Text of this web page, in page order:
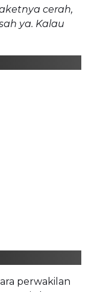
cerah,
ya. Kalau
perwakilan